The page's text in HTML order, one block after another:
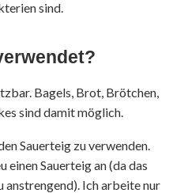
sind.
Bagels, Brot, Brötchen,
sind damit möglich.
Sauerteig zu verwenden.
einen Sauerteig an (da das
anstrengend). Ich arbeite nur